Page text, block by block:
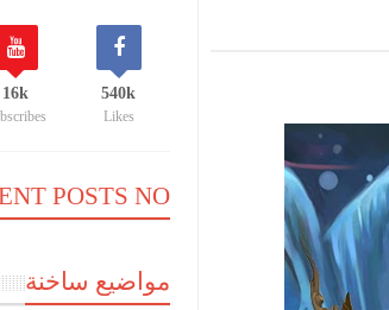
540k
Likes
16k
POSTS NO.
مواضيع ساخنة